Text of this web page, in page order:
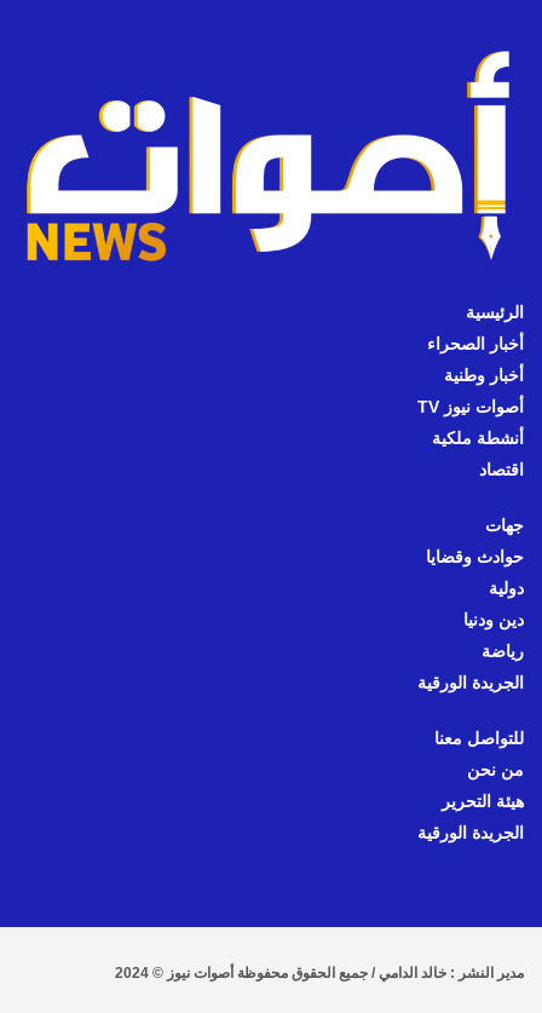
الرئيسية
أخبار الصحراء
أخبار وطنية
أصوات نيوز TV
أنشطة ملكية
اقتصاد
جهات
حوادث وقضايا
دولية
دين ودنيا
رياضة
الجريدة الورقية
للتواصل معنا
من نحن
هيئة التحرير
الجريدة الورقية
مدير النشر : خالد الدامي / جميع الحقوق محفوظة أصوات نيوز © 2024